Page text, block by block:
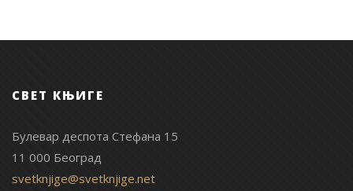
СВЕТ КЊИГЕ
Булевар деспота Стефана 15
11 000 Београд
svetknjige@svetknjige.net